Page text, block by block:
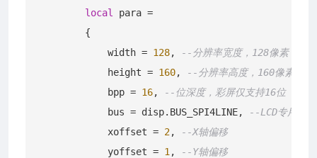
local
para =
        {
            width =
128,
--分辨率宽度，128像素；用
            height =
160,
--分辨率高度，160像素；用
            bpp =
16,
--位深度，彩屏仅支持16位
            bus = disp.BUS_SPI4LINE,
--LCD专用SPI
            xoffset =
2,
--X轴偏移
            yoffset =
1 ,
--Y轴偏移